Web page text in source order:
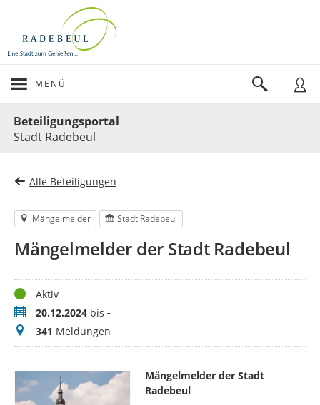
MENÜ
Beteiligungsportal
Stadt Radebeul
Alle Beteiligungen
Mängelmelder Stadt Radebeul
Mängelmelder der Stadt Radebeul
StatusAktiv
Zeitraum20.12.2024 bis -
Meldungen
341 Meldungen
Mängelmelder der Stadt
Radebeul